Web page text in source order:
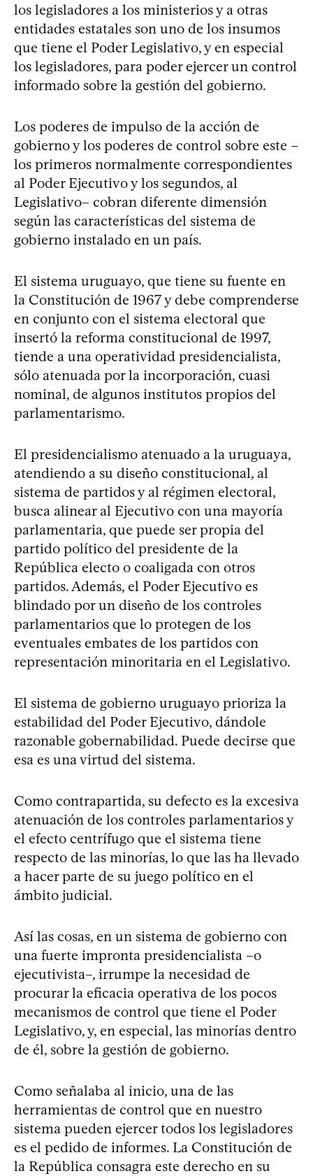
los legisladores a los ministerios y a otras
entidades estatales son uno de los insumos
que tiene el Poder Legislativo, y en especial
los legisladores, para poder ejercer un control
informado sobre la gestión del gobierno.
Los poderes de impulso de la acción de
gobierno y los poderes de control sobre este –
los primeros normalmente correspondientes
al Poder Ejecutivo y los segundos, al
Legislativo– cobran diferente dimensión
según las características del sistema de
gobierno instalado en un país.
El sistema uruguayo, que tiene su fuente en
la Constitución de 1967 y debe comprenderse
en conjunto con el sistema electoral que
insertó la reforma constitucional de 1997,
tiende a una operatividad presidencialista,
sólo atenuada por la incorporación, cuasi
nominal, de algunos institutos propios del
parlamentarismo.
El presidencialismo atenuado a la uruguaya,
atendiendo a su diseño constitucional, al
sistema de partidos y al régimen electoral,
busca alinear al Ejecutivo con una mayoría
parlamentaria, que puede ser propia del
partido político del presidente de la
República electo o coaligada con otros
partidos. Además, el Poder Ejecutivo es
blindado por un diseño de los controles
parlamentarios que lo protegen de los
eventuales embates de los partidos con
representación minoritaria en el Legislativo.
El sistema de gobierno uruguayo prioriza la
estabilidad del Poder Ejecutivo, dándole
razonable gobernabilidad. Puede decirse que
esa es una virtud del sistema.
Como contrapartida, su defecto es la excesiva
atenuación de los controles parlamentarios y
el efecto centrífugo que el sistema tiene
respecto de las minorías, lo que las ha llevado
a hacer parte de su juego político en el
ámbito judicial.
Así las cosas, en un sistema de gobierno con
una fuerte impronta presidencialista –o
ejecutivista–, irrumpe la necesidad de
procurar la eficacia operativa de los pocos
mecanismos de control que tiene el Poder
Legislativo, y, en especial, las minorías dentro
de él, sobre la gestión de gobierno.
Como señalaba al inicio, una de las
herramientas de control que en nuestro
sistema pueden ejercer todos los legisladores
es el pedido de informes. La Constitución de
la República consagra este derecho en su